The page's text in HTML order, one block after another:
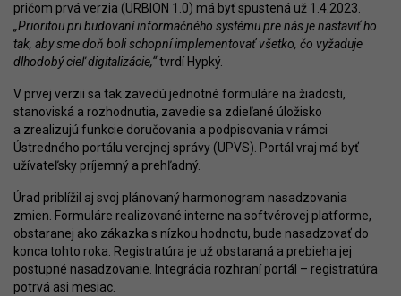
pričom prvá verzia (URBION 1.0) má byť spustená už 1.4.2023.
„Prioritou pri budovaní informačného systému pre nás je nastaviť ho
tak, aby sme doň boli schopní implementovať všetko, čo vyžaduje
dlhodobý cieľ digitalizácie,“tvrdí Hypký.
V prvej verzii sa tak zavedú jednotné formuláre na žiadosti,
stanoviská a rozhodnutia, zavedie sa zdieľané úložisko
a zrealizujú funkcie doručovania a podpisovania v rámci
Ústredného portálu verejnej správy (UPVS). Portál vraj má byť
užívateľsky príjemný a prehľadný.
Úrad priblížil aj svoj plánovaný harmonogram nasadzovania
zmien. Formuláre realizované interne na softvérovej platforme,
obstaranej ako zákazka s nízkou hodnotu, bude nasadzovať do
konca tohto roka. Registratúra je už obstaraná a prebieha jej
postupné nasadzovanie. Integrácia rozhraní portál – registratúra
potrvá asi mesiac.